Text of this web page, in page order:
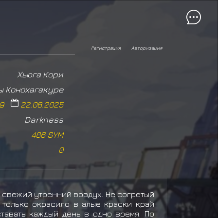
Авторизация
Регистрация
Хьюга Кори
Конохагакуре
22.06.2025
Darkness
486 SYM
0
утренний воздух. Не согретый
окрасило в алые краски край
каждый день в одно время. По